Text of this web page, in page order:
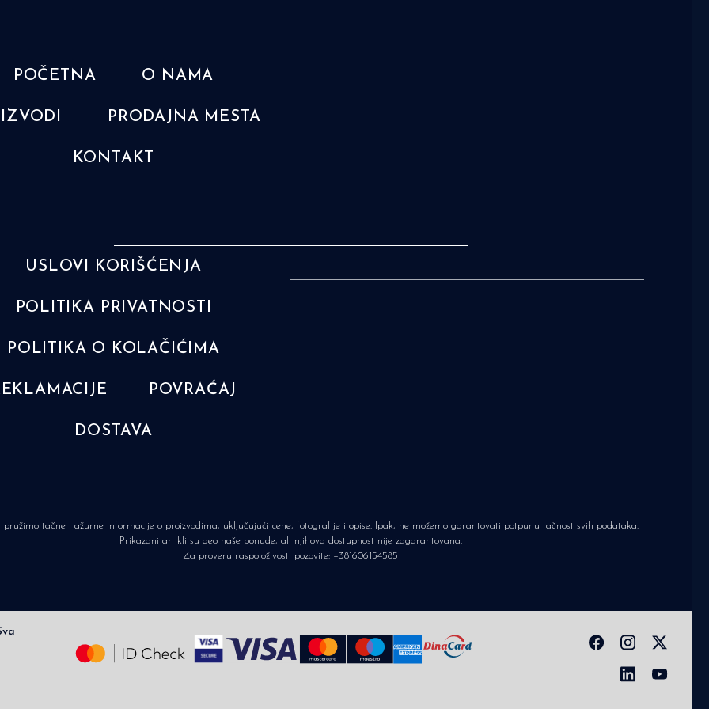
POČETNA O NAMA
PRODAJNA MESTA
KONTAKT
USLOVI KORIŠĆENJA
POLITIKA PRIVATNOSTI
POLITIKA O KOLAČIĆIMA
POVRAĆAJ
DOSTAVA
tačne i ažurne informacije o proizvodima, uključujući cene, fotografije i opise. Ipak, ne možemo garantovati potpunu tačnost svih podataka.
Prikazani artikli su deo naše ponude, ali njihova dostupnost nije zagarantovana.
Za proveru raspoloživosti pozovite: +381606154585